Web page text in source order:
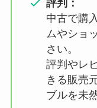
評判：
中古で購
ムやショ
さい。
評判やレ
きる販売
ブルを未